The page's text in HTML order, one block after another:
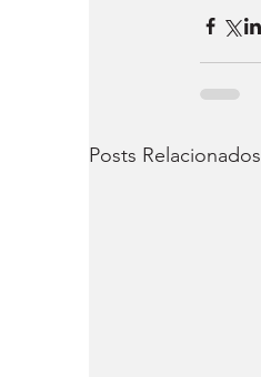
Posts Relacionados